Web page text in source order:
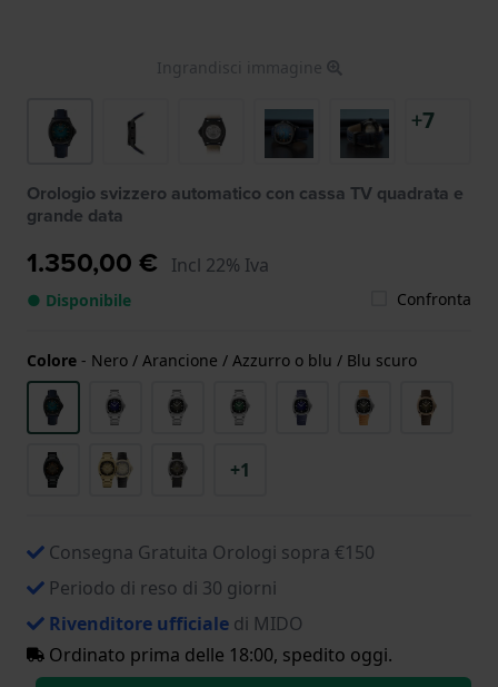
Ingrandisci immagine
+7
Orologio svizzero automatico con cassa TV quadrata e
grande data
1.350,00 € Incl 22% Iva
● Disponibile Confronta
Colore - Nero / Arancione / Azzurro o blu / Blu scuro
+1
Consegna Gratuita Orologi sopra €150
Periodo di reso di 30 giorni
Rivenditore ufficiale di MIDO
Ordinato prima delle 18:00, spedito oggi.